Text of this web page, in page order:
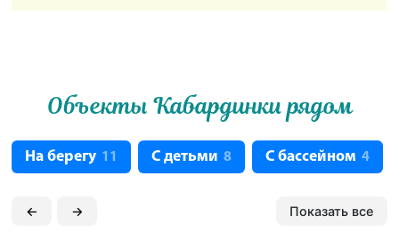
Объекты Кабардинки рядом
На берегу 11 С детьми 8 С бассейном 4
← → Показать все